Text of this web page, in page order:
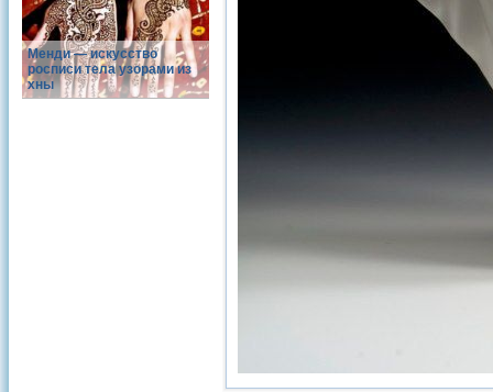
Менди — искусство
росписи тела узорами из
хны